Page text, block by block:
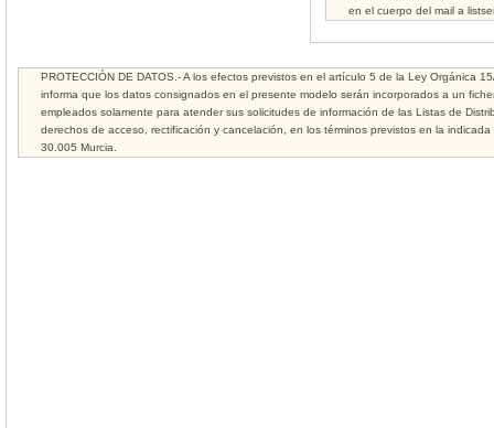
en el cuerpo del mail a
PROTECCIÓN DE DATOS.- A los efectos previstos en el artículo 5 de la Ley Orgánica
informa que los datos consignados en el presente modelo serán incorporados a un
empleados solamente para atender sus solicitudes de información de las Listas de
derechos de acceso, rectificación y cancelación, en los términos previstos en la
30.005 Murcia.